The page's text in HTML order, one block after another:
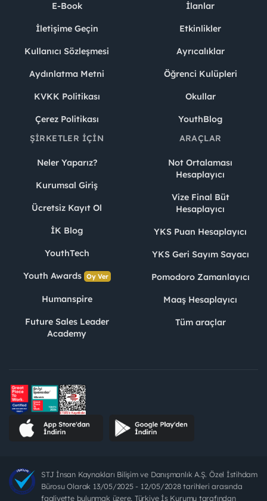
E-Book
İletişime Geçin
Kullanıcı Sözleşmesi
Aydınlatma Metni
KVKK Politikası
Çerez Politikası
İlanlar
Etkinlikler
Ayrıcalıklar
Öğrenci Kulüpleri
Okullar
YouthBlog
ŞIRKETLER İÇIN
Neler Yaparız?
Kurumsal Giriş
Ücretsiz Kayıt Ol
İK Blog
YouthTech
Youth Awards Oy Ver
Humanspire
Future Sales Leader
Academy
ARAÇLAR
Not Ortalaması
Hesaplayıcı
Vize Final Büt
Hesaplayıcı
YKS Puan Hesaplayıcı
YKS Geri Sayım Sayacı
Pomodoro Zamanlayıcı
Maaş Hesaplayıcı
Tüm araçlar
STJ İnsan Kaynakları Bilişim ve Danışmanlık A.Ş. Özel İstihdam
Bürosu Olarak 13/05/2025 - 12/05/2028 tarihleri arasında
faaliyette bulunmak üzere, Türkiye İş Kurumu tarafından